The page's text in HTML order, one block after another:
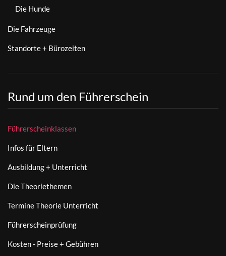
Die Hunde
Die Fahrzeuge
Standorte + Bürozeiten
Rund um den Führerschein
Führerscheinklassen
Infos für Eltern
Ausbildung + Unterricht
Die Theoriethemen
Termine Theorie Unterricht
Führerscheinprüfung
Kosten - Preise + Gebühren